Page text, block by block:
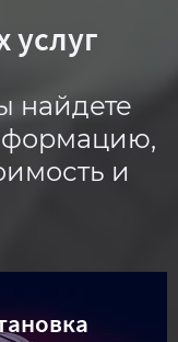
услуг
найдете
и